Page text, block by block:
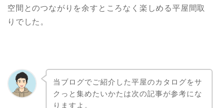
空間とのつながりを余すところなく楽しめる平屋間取
りでした。
当ブログでご紹介した平屋のカタログをサ
クっと集めたいかたは次の記事が参考にな
りますよ。